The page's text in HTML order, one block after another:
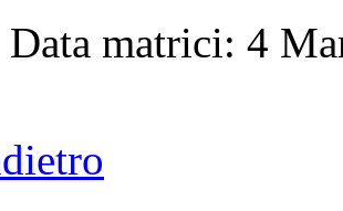
Data matrici: 4